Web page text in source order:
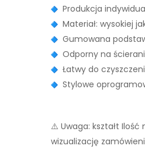
Produkcja
Materiał: wysokiej
Gumowana
Odporny na
Łatwy do
Stylowe
⚠️ Uwaga: kształt
wizualizację